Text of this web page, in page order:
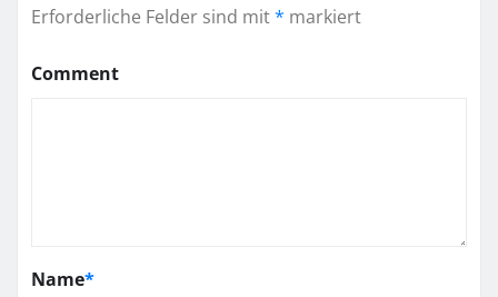
Erforderliche Felder sind mit* markiert
Comment
Name*